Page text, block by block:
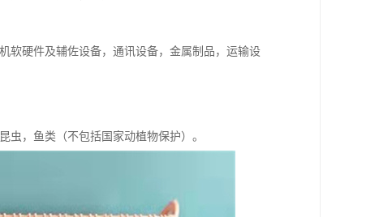
软硬件及辅佐设备，通讯设备，金属制品，运输设
虫，鱼类（不包括国家动植物保护）。